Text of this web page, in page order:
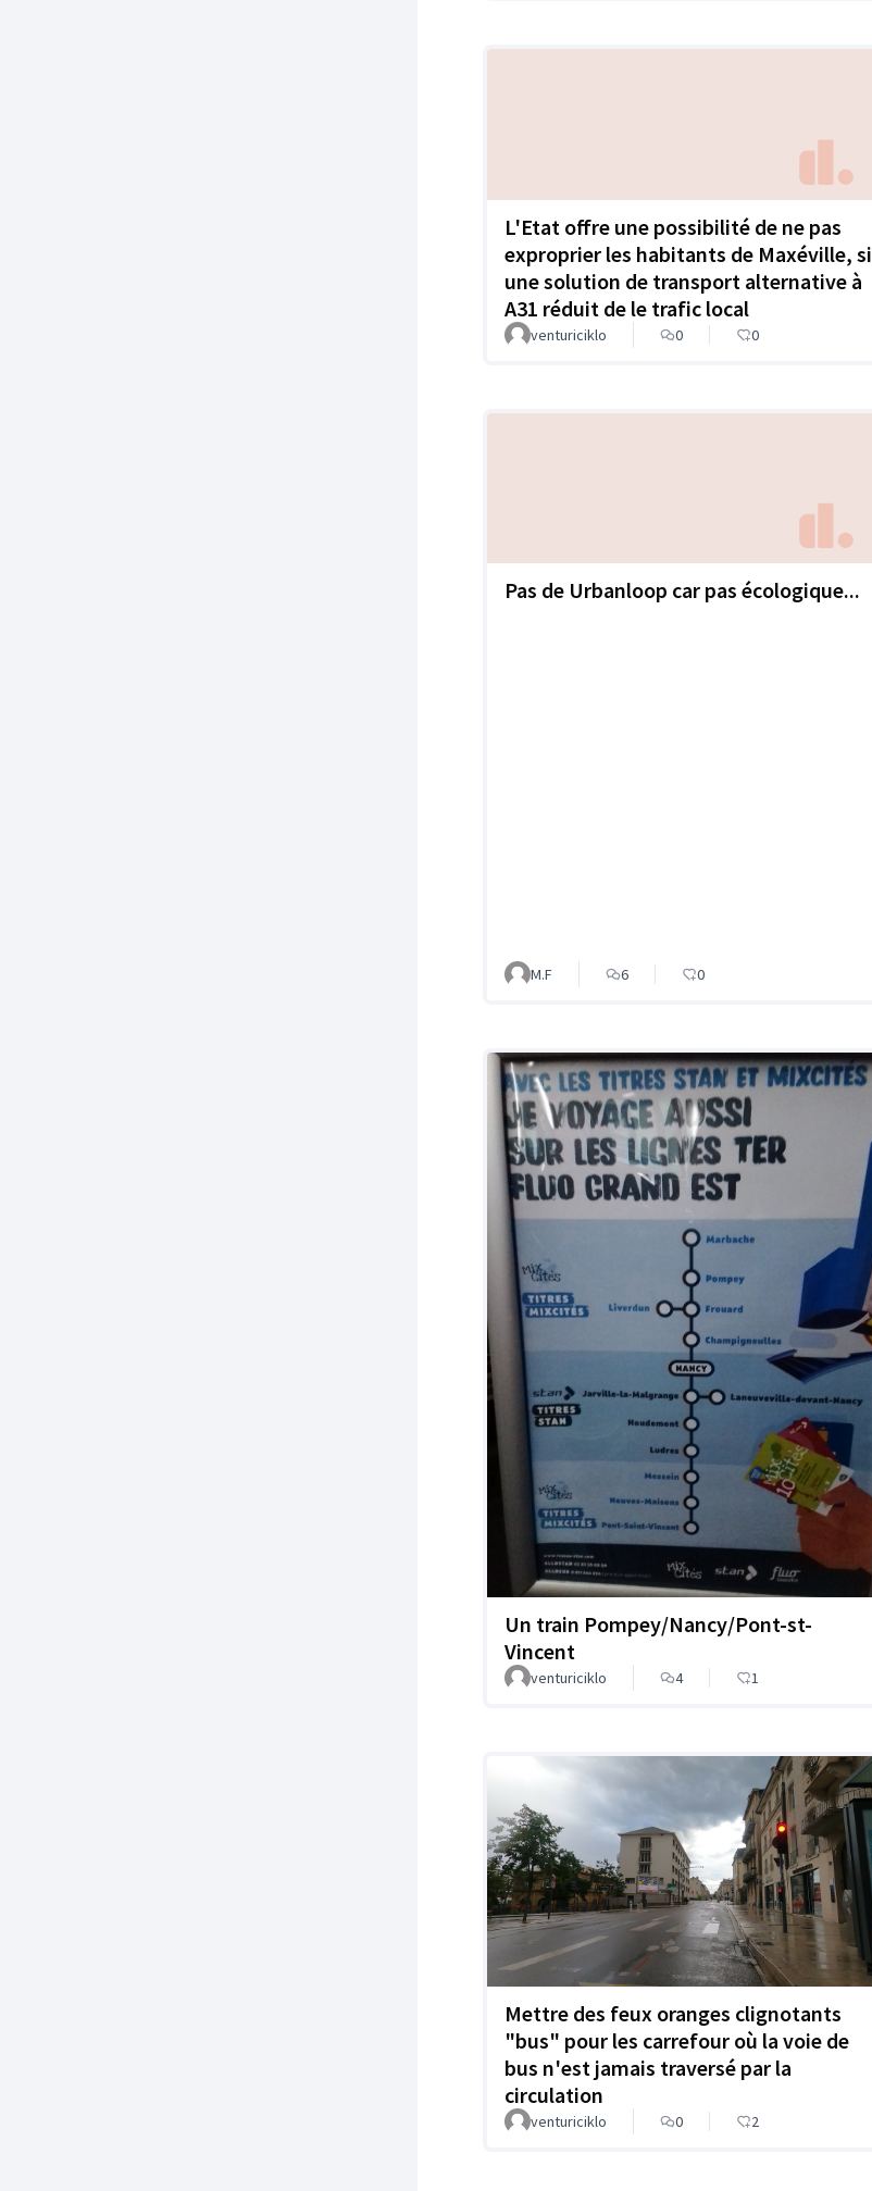
L'Etat offre une possibilité de ne pas
exproprier les habitants de Maxéville, si
une solution de transport alternative à
A31 réduit de le trafic local
venturiciklo 0 0
Pas de Urbanloop car pas écologique...
M.F 6 0
Un train Pompey/Nancy/Pont-st-
Vincent
venturiciklo 4 1
Mettre des feux oranges clignotants
"bus" pour les carrefour où la voie de
bus n'est jamais traversé par la
circulation
venturiciklo 0 2